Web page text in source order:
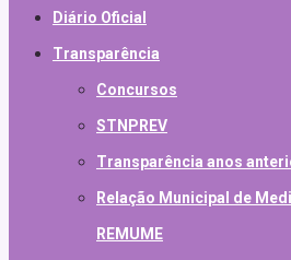
Diário Oficial
Transparência
Concursos
STNPREV
Transparência anos
Relação Municipal de
REMUME